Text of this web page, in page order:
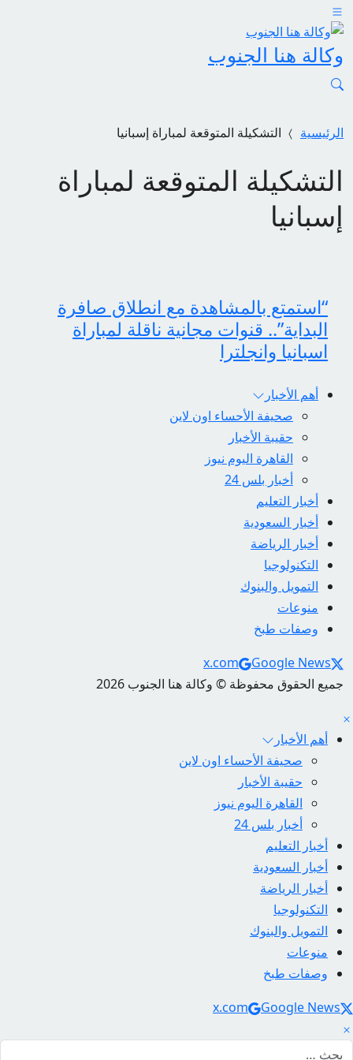
وكالة هنا الجنوب
الرئيسية التشكيلة المتوقعة لمباراة إسبانيا
التشكيلة المتوقعة لمباراة
إسبانيا
“استمتع بالمشاهدة مع انطلاق صافرة
البداية”.. قنوات مجانية ناقلة لمباراة
اسبانيا وانجلترا
أهم الأخبار
صحيفة الأحساء اون لاين
حقيبة الأخبار
القاهرة اليوم نيوز
أخبار بلس 24
أخبار التعليم
أخبار السعودية
أخبار الرياضة
التكنولوجيا
التمويل والبنوك
منوعات
وصفات طبخ
Social Links
x.com
Google News
جميع الحقوق محفوظة © وكالة هنا الجنوب 2026
أهم الأخبار
صحيفة الأحساء اون لاين
حقيبة الأخبار
القاهرة اليوم نيوز
أخبار بلس 24
أخبار التعليم
أخبار السعودية
أخبار الرياضة
التكنولوجيا
التمويل والبنوك
منوعات
وصفات طبخ
Social Links
x.com Google News
البحث عن: